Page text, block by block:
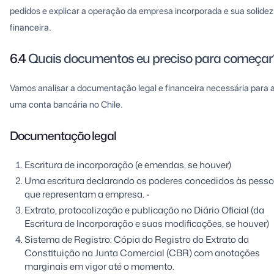
pedidos e explicar a operação da empresa incorporada e sua solidez
financeira.
6.4Quais documentos eu preciso para
Vamos analisar a documentação legal e financeira necessária para
uma conta bancária no Chile.
Documentação legal
Escritura de incorporação (e emendas, se houver)
Uma escritura declarando os poderes concedidos às
que representam a empresa. -
Extrato, protocolização e publicação no Diário Oficial (da
Escritura de Incorporação e suas modificações, se houver)
Sistema de Registro: Cópia do Registro do Extrato da
Constituição na Junta Comercial (CBR) com anotações
marginais em vigor até o momento.